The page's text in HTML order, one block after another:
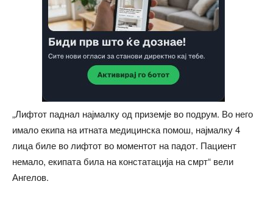
„Лифтот паднал најмалку од приземје во подрум. Во него
имало екипа на итната медицинска помош, најмалку 4
лица биле во лифтот во моментот на падот. Пациент
немало, екипата била на констатација на смрт“ вели
Ангелов.